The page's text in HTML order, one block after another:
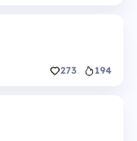
273 194